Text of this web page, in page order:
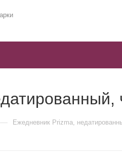
— Ежедневник Prizma,